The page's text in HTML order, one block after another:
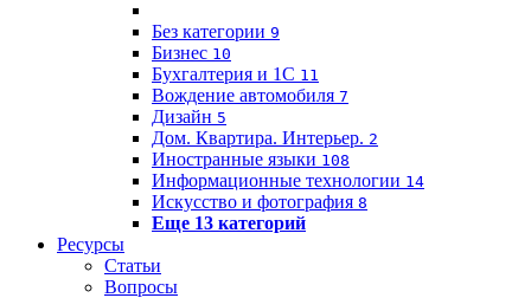
Без категории 9
Бизнес 10
Бухгалтерия и 1C 11
Вождение автомобиля 7
Дизайн 5
Дом. Квартира. Интерьер. 2
Иностранные языки 108
Информационные технологии 14
Искусство и фотография 8
Еще 13 категорий
Ресурсы
Статьи
Вопросы